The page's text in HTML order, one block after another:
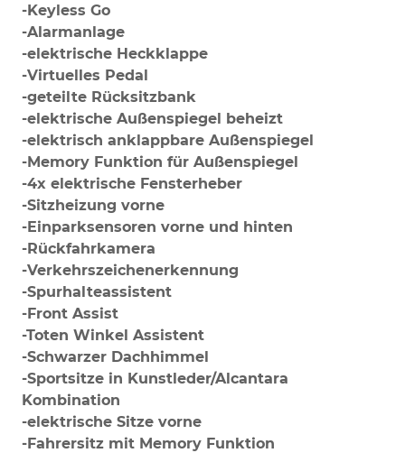
-Keyless Go
-Alarmanlage
-elektrische Heckklappe
-Virtuelles Pedal
-geteilte Rücksitzbank
-elektrische Außenspiegel beheizt
-elektrisch anklappbare Außenspiegel
-Memory Funktion für Außenspiegel
-4x elektrische Fensterheber
-Sitzheizung vorne
-Einparksensoren vorne und hinten
-Rückfahrkamera
-Verkehrszeichenerkennung
-Spurhalteassistent
-Front Assist
-Toten Winkel Assistent
-Schwarzer Dachhimmel
-Sportsitze in Kunstleder/Alcantara
Kombination
-elektrische Sitze vorne
-Fahrersitz mit Memory Funktion